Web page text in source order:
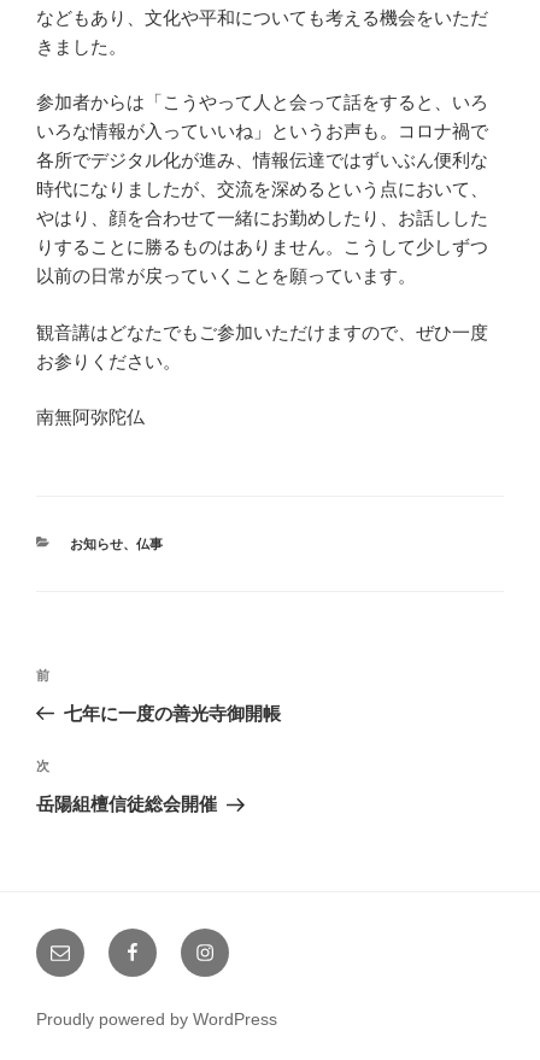
などもあり、文化や平和についても考える機会をいただ
きました。
参加者からは「こうやって人と会って話をすると、いろ
いろな情報が入っていいね」というお声も。コロナ禍で
各所でデジタル化が進み、情報伝達ではずいぶん便利な
時代になりましたが、交流を深めるという点において、
やはり、顔を合わせて一緒にお勤めしたり、お話しした
りすることに勝るものはありません。こうして少しずつ
以前の日常が戻っていくことを願っています。
観音講はどなたでもご参加いただけますので、ぜひ一度
お参りください。
南無阿弥陀仏
カ
お知らせ、 仏事
投
ビ
ゲ
ン
前
の
稿
前
七年に一度の善光寺御開帳
次
の
次
岳陽組檀信徒総会開催
メ
ー
FacebookInstagram
Proudly powered by WordPress